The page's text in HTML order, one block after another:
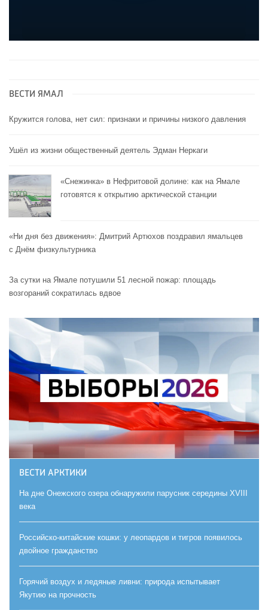
ВЕСТИ ЯМАЛ
Кружится голова, нет сил: признаки и причины низкого давления
Ушёл из жизни общественный деятель Эдман Неркаги
«Снежинка» в Нефритовой долине: как на Ямале
готовятся к открытию арктической станции
«Ни дня без движения»: Дмитрий Артюхов поздравил ямальцев
с Днём физкультурника
За сутки на Ямале потушили 51 лесной пожар: площадь
возгораний сократилась вдвое
ВЕСТИ АРКТИКИ
На дне Онежского озера обнаружили парусник середины XVIII
века
Российско-китайские кошки: у леопардов и тигров появилось
двойное гражданство
Горячий воздух и ледяные ливни: природа испытывает
Якутию на прочность